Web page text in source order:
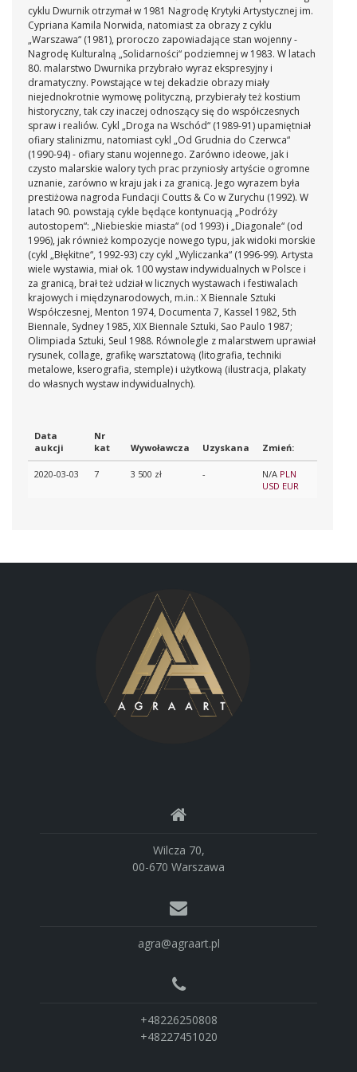
cyklu Dwurnik otrzymał w 1981 Nagrodę Krytyki Artystycznej im.
Cypriana Kamila Norwida, natomiast za obrazy z cyklu
„Warszawa“ (1981), proroczo zapowiadające stan wojenny -
Nagrodę Kulturalną „Solidarności“ podziemnej w 1983. W latach
80. malarstwo Dwurnika przybrało wyraz ekspresyjny i
dramatyczny. Powstające w tej dekadzie obrazy miały
niejednokrotnie wymowę polityczną, przybierały też kostium
historyczny, tak czy inaczej odnoszący się do współczesnych
spraw i realiów. Cykl „Droga na Wschód“ (1989-91) upamiętniał
ofiary stalinizmu, natomiast cykl „Od Grudnia do Czerwca“
(1990-94) - ofiary stanu wojennego. Zarówno ideowe, jak i
czysto malarskie walory tych prac przyniosły artyście ogromne
uznanie, zarówno w kraju jak i za granicą. Jego wyrazem była
prestiżowa nagroda Fundacji Coutts & Co w Zurychu (1992). W
latach 90. powstają cykle będące kontynuacją „Podróży
autostopem“: „Niebieskie miasta“ (od 1993) i „Diagonale“ (od
1996), jak również kompozycje nowego typu, jak widoki morskie
(cykl „Błękitne“, 1992-93) czy cykl „Wyliczanka“ (1996-99). Artysta
wiele wystawia, miał ok. 100 wystaw indywidualnych w Polsce i
za granicą, brał też udział w licznych wystawach i festiwalach
krajowych i międzynarodowych, m.in.: X Biennale Sztuki
Współczesnej, Menton 1974, Documenta 7, Kassel 1982, 5th
Biennale, Sydney 1985, XIX Biennale Sztuki, Sao Paulo 1987;
Olimpiada Sztuki, Seul 1988. Równolegle z malarstwem uprawiał
rysunek, collage, grafikę warsztatową (litografia, techniki
metalowe, kserografia, stemple) i użytkową (ilustracja, plakaty
do własnych wystaw indywidualnych).
Data
aukcji
Nr
kat
Wywoławcza Uzyskana Zmień:
2020-03-03 7 3 500 zł - N/A PLN
USD EUR
Wilcza 70,
00-670 Warszawa
agra@agraart.pl
+48226250808
+48227451020